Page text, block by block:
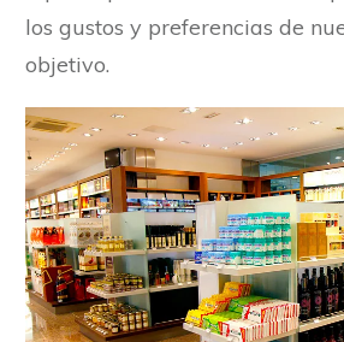
los gustos y preferencias de
objetivo.